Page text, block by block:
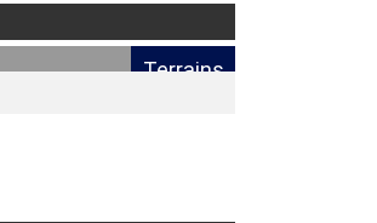
Terrains